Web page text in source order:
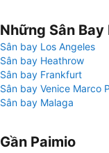
Những Sân
Sân bay Los Angeles
Sân bay Heathrow
Sân bay Frankfurt
Sân bay Venice Marco
Sân bay Malaga
Gần Paimio